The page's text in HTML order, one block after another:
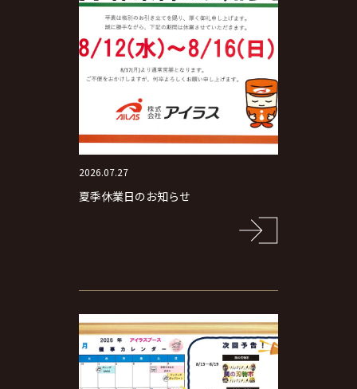
2026.07.27
夏季休業日のお知らせ